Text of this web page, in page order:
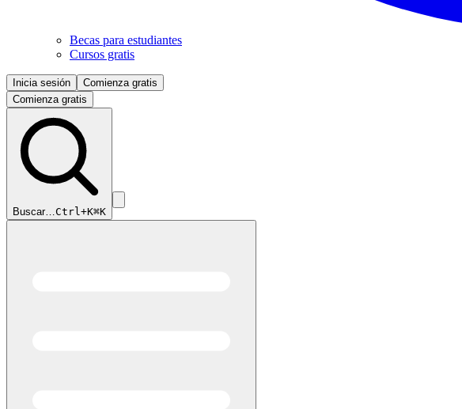
Becas para estudiantes
Cursos gratis
Inicia sesión
Comienza gratis
Comienza gratis
Buscar…Ctrl+K⌘K